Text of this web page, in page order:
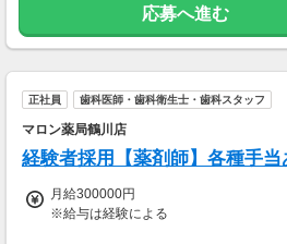
全額支給
応募へ進む
正社員 歯科医師・歯科衛生士・歯科スタッフ
マロン薬局鶴川店
経験者採用【薬剤師】各種手当
月給300000円
※給与は経験による